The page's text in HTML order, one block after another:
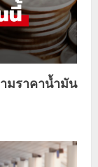
ามราคาน้ำมัน